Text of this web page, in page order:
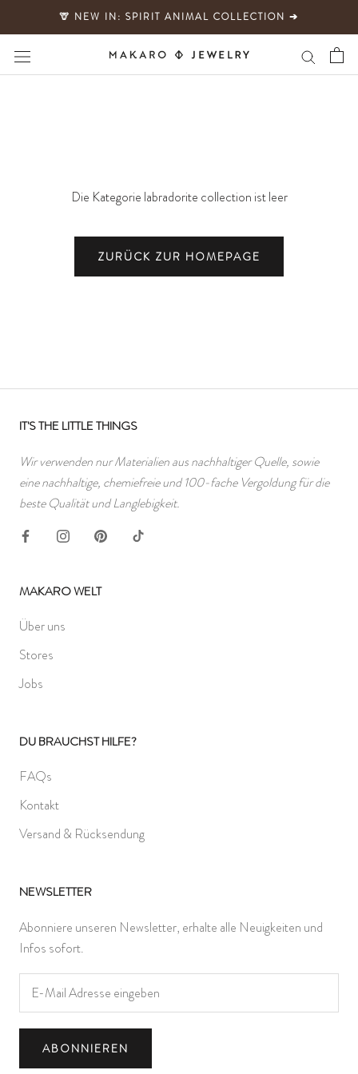
zum
Inhalt
🦒 NEW IN: SPIRIT ANIMAL COLLECTION ➔
Die Kategorie labradorite collection ist leer
ZURÜCK ZUR HOMEPAGE
IT'S THE LITTLE THINGS
Wir verwenden nur Materialien aus nachhaltiger Quelle, sowie
eine nachhaltige, chemiefreie und 100-fache Vergoldung für die
beste Qualität und Langlebigkeit.
MAKARO WELT
Über uns
Stores
Jobs
DU BRAUCHST HILFE?
FAQs
Kontakt
Versand & Rücksendung
NEWSLETTER
Abonniere unseren Newsletter, erhalte alle Neuigkeiten und
Infos sofort.
ABONNIEREN